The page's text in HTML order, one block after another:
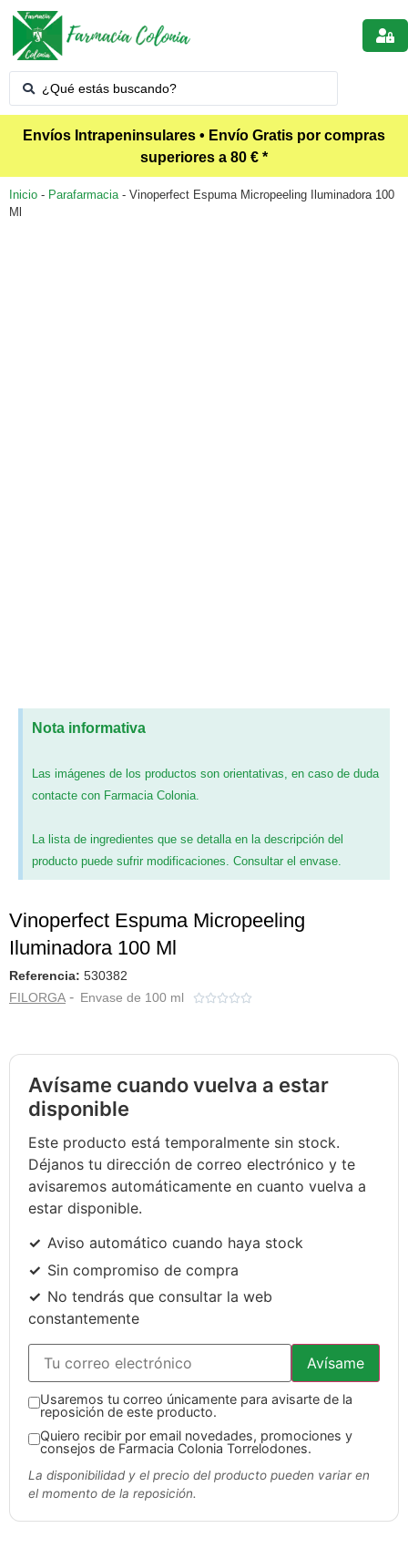
Envíos Intrapeninsulares • Envío Gratis por compras
superiores a 80 € *
Inicio - Parafarmacia- Vinoperfect Espuma Micropeeling Iluminadora 100
Ml
Nota informativa
Las imágenes de los productos son orientativas, en caso de duda
contacte con Farmacia Colonia.
La lista de ingredientes que se detalla en la descripción del
producto puede sufrir modificaciones. Consultar el envase.
Vinoperfect Espuma Micropeeling
Iluminadora 100 Ml
Referencia: 530382
FILORGA - Envase de 100 ml 
Avísame cuando vuelva a estar
disponible
Este producto está temporalmente sin stock.
Déjanos tu dirección de correo electrónico y te
avisaremos automáticamente en cuanto vuelva a
estar disponible.
Aviso automático cuando haya stock
Sin compromiso de compra
No tendrás que consultar la web
constantemente
Avísame
Usaremos tu correo únicamente para avisarte de la
reposición de este producto.
Quiero recibir por email novedades, promociones y
consejos de Farmacia Colonia Torrelodones.
La disponibilidad y el precio del producto pueden variar en
el momento de la reposición.